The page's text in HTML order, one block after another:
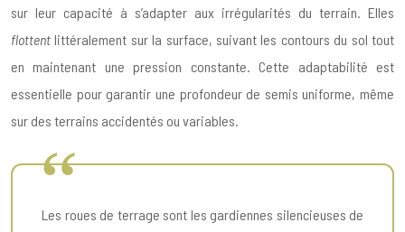
sur leur capacité à s’adapter aux irrégularités du terrain. Elles
flottent littéralement sur la surface, suivant les contours du sol tout
en maintenant une pression constante. Cette adaptabilité est
essentielle pour garantir une profondeur de semis uniforme, même
sur des terrains accidentés ou variables.
Les roues de terrage sont les gardiennes silencieuses de